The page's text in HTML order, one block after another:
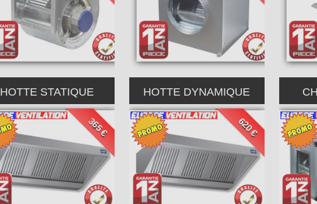
HOTTE STATIQUE
365 €
HOTTE DYNAMIQUE
620 €